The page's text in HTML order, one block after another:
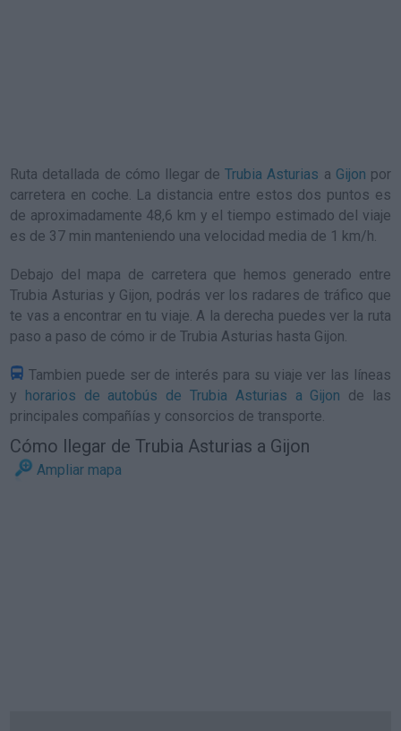
Ruta detallada de cómo llegar deTrubia Asturias a Gijon por
carretera en coche. La distancia entre estos dos puntos es
de aproximadamente 48,6 km y el tiempo estimado del viaje
es de 37 min manteniendo una velocidad media de 1 km/h.
Debajo del mapa de carretera que hemos generado entre
Trubia Asturias y Gijon, podrás ver los radares de tráfico que
te vas a encontrar en tu viaje. A la derecha puedes ver la ruta
paso a paso de cómo ir de Trubia Asturias hasta Gijon.
Tambien puede ser de interés para su viaje ver las líneas
y horarios de autobús de Trubia Asturias a Gijon de las
principales compañías y consorcios de transporte.
Cómo llegar de Trubia Asturias a Gijon
Ampliar mapa